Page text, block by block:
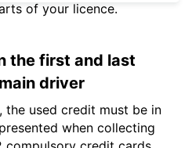
of your licence.
the first and last
driver
the used credit must be in
when collecting